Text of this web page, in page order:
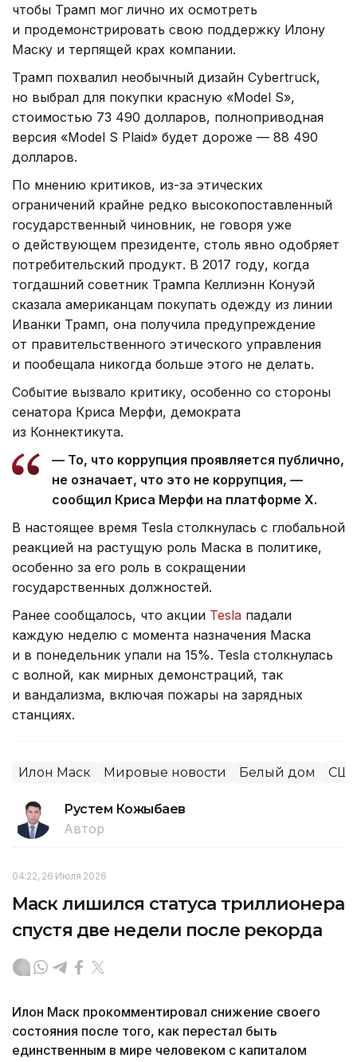
чтобы Трамп мог лично их осмотреть
и продемонстрировать свою поддержку Илону
Маску и терпящей крах компании.
Трамп похвалил необычный дизайн Cybertruck,
но выбрал для покупки красную «Model S»,
стоимостью 73 490 долларов, полноприводная
версия «Model S Plaid» будет дороже — 88 490
долларов.
По мнению критиков, из-за этических
ограничений крайне редко высокопоставленный
государственный чиновник, не говоря уже
о действующем президенте, столь явно одобряет
потребительский продукт. В 2017 году, когда
тогдашний советник Трампа Келлиэнн Конуэй
сказала американцам покупать одежду из линии
Иванки Трамп, она получила предупреждение
от правительственного этического управления
и пообещала никогда больше этого не делать.
Событие вызвало критику, особенно со стороны
сенатора Криса Мерфи, демократа
из Коннектикута.
— То, что коррупция проявляется публично,
не означает, что это не коррупция, —
сообщил Криса Мерфи на платформе Х.
В настоящее время Tesla столкнулась с глобальной
реакцией на растущую роль Маска в политике,
особенно за его роль в сокращении
государственных должностей.
Ранее сообщалось, что акции Tesla падали
каждую неделю с момента назначения Маска
и в понедельник упали на 15%. Tesla столкнулась
с волной, как мирных демонстраций, так
и вандализма, включая пожары на зарядных
станциях.
Илон Маск Мировые новости Белый дом
Рустем Кожыбаев
Автор
04:22, 26 Июля 2026
Маск лишился статуса триллионера
спустя две недели после рекорда
Илон Маск прокомментировал снижение своего
состояния после того, как перестал быть
единственным в мире человеком с капиталом